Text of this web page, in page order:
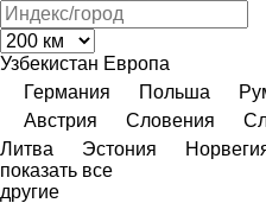
Узбекистан Европа
Германия
Польша
Австрия
Словения
Литва
Эстония
показать все
другие